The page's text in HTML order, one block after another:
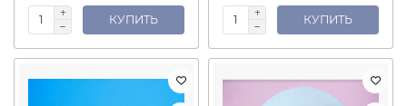
КУПИТЬ КУПИТЬ